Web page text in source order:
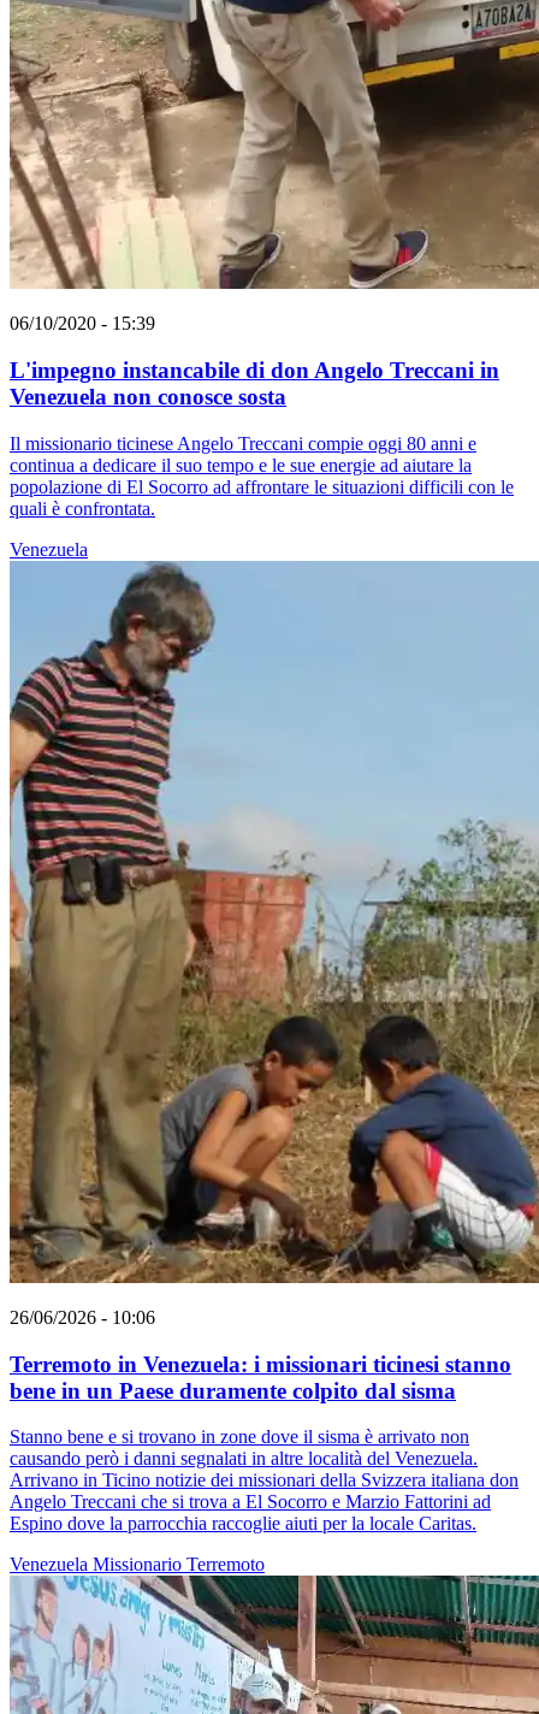
06/10/2020 - 15:39
L'impegno instancabile di don Angelo Treccani in
Venezuela non conosce sosta
Il missionario ticinese Angelo Treccani compie oggi 80 anni e
continua a dedicare il suo tempo e le sue energie ad aiutare la
popolazione di El Socorro ad affrontare le situazioni difficili con le
quali è confrontata.
Venezuela
26/06/2026 - 10:06
Terremoto in Venezuela: i missionari ticinesi stanno
bene in un Paese duramente colpito dal sisma
Stanno bene e si trovano in zone dove il sisma è arrivato non
causando però i danni segnalati in altre località del Venezuela.
Arrivano in Ticino notizie dei missionari della Svizzera italiana don
Angelo Treccani che si trova a El Socorro e Marzio Fattorini ad
Espino dove la parrocchia raccoglie aiuti per la locale Caritas.
Venezuela Missionario Terremoto